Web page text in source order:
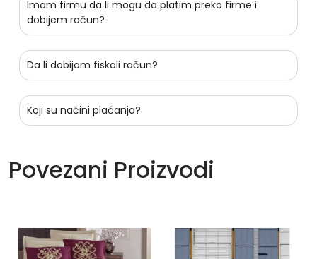
Imam firmu da li mogu da platim preko firme i
dobijem račun?
Da li dobijam fiskali račun?
Koji su načini plaćanja?
Povezani Proizvodi